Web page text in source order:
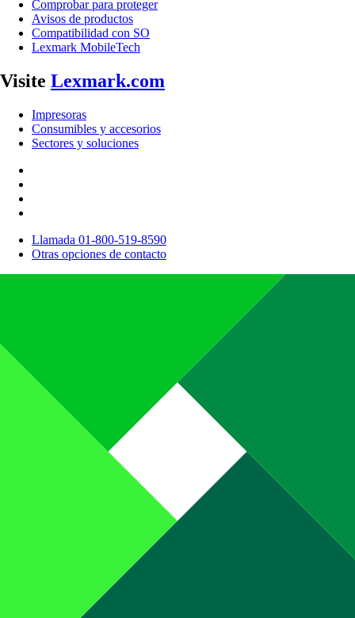
Comprobar para proteger
Avisos de productos
Compatibilidad con SO
Lexmark MobileTech
Visite Lexmark.com
Impresoras
Consumibles y accesorios
Sectores y soluciones
Llamada 01-800-519-8590
Otras opciones de contacto